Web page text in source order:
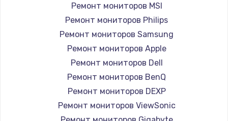
Заказать
Замена Bluetooth/Wi-Fi модуля
800 руб.
Заказать
Замена картридера
890 руб.
Ремонт мониторов MSI
Ремонт мониторов Philips
Ремонт мониторов Samsung
Ремонт мониторов Apple
Ремонт мониторов Dell
Ремонт мониторов BenQ
Ремонт мониторов DEXP
Ремонт мониторов ViewSonic